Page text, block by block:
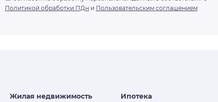
Политикой обработки ПДн и Пользовательским соглашением
Жилая недвижимость
Ипотека